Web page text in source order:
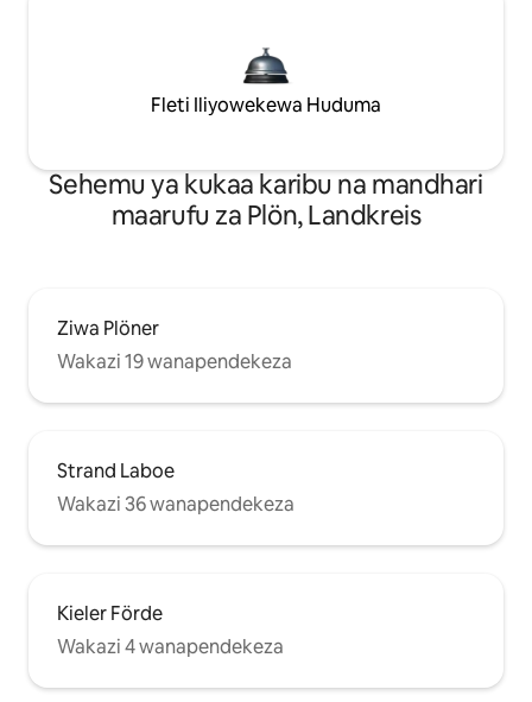
Fleti Iliyowekewa Huduma
Sehemu ya kukaa karibu na mandhari
maarufu za Plön, Landkreis
Ziwa Plöner
Wakazi 19 wanapendekeza
Strand Laboe
Wakazi 36 wanapendekeza
Kieler Förde
Wakazi 4 wanapendekeza